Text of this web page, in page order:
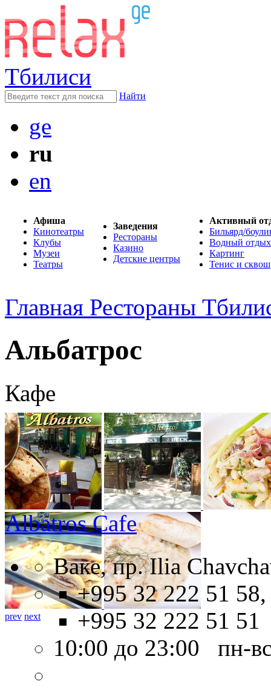
Тбилиси
Найти
ge
ru
en
Афиша
Кинотеатры
Клубы
Музеи
Театры
Заведения
Рестораны
Казино
Детские центры
Активный
Бильярд/
Водный отдых
Картинг
Тенис и сквош
Главная Рестораны
Альбатрос
Кафе
prev next
Albatros Cafe
Ваке, пр. Ilia
+995 32 222 51 58,
+995 32 222 51 51
10:00 до 23:00 пн-